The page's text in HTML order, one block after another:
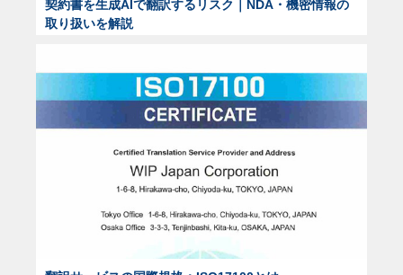
契約書を生成AIで翻訳するリスク｜NDA・機密情報の
取り扱いを解説